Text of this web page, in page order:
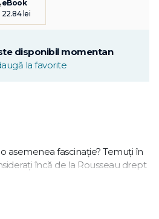
eBook
22.84 lei
disponibil momentan
la favorite
asemenea fascinație? Temuți în
încă de la Rousseau drept
o trezesc nu a mai scăzut de